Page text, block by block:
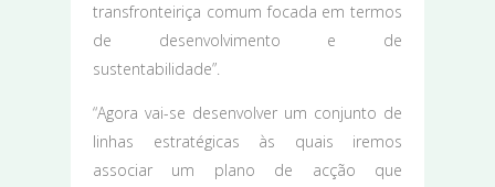
transfronteiriça comum focada em termos
de desenvolvimento e de
sustentabilidade”.
“Agora vai-se desenvolver um conjunto de
linhas estratégicas às quais iremos
associar um plano de acção que